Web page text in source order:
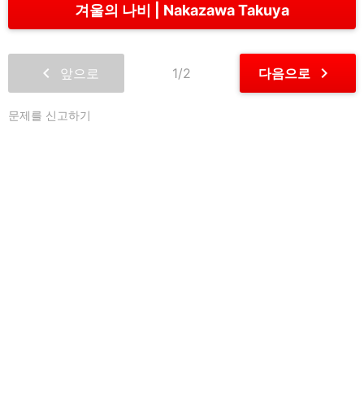
겨울의 나비 Nakazawa Takuya
chevron_left 앞으로 1/2 다음으로 chevron_right
문제를 신고하기